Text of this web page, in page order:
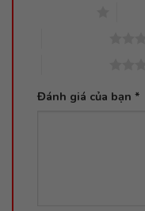
Đánh giá của bạn *